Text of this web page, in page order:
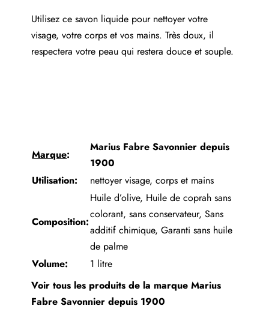
Utilisez ce savon liquide pour nettoyer votre
visage, votre corps et vos mains. Très doux, il
respectera votre peau qui restera douce et souple.
Marque:
Marius Fabre Savonnier depuis
1900
Utilisation:
nettoyer visage, corps et mains
Composition:
Huile d’olive, Huile de coprah sans
colorant, sans conservateur, Sans
additif chimique, Garanti sans huile
de palme
Volume:
1 litre
Voir tous les produits de la marqueMarius
Fabre Savonnier depuis 1900